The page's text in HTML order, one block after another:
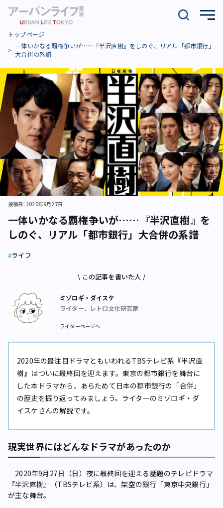
トップページ
一体いかなる覇権争いが……『半沢直樹』をしのぐ、リアル「都市銀行」
大合併の系譜
一体いかなる覇権争いが……『半沢直樹』を
しのぐ、リアル「都市銀行」大合併の系譜
投稿日: 2020年9月27日
ライフ
\ この記事を書いた人 /
ミゾロギ・ダイスケ
ライター、レトロ文化研究家
ライターページへ
2020年の最注目ドラマともいわれるTBSテレビ系『半沢直
樹』はついに最終回を迎えます。東京の都市銀行を舞台に
した本ドラマから、あらためて日本の都市銀行の「合併」
の歴史を振り返ってみましょう。ライターのミゾロギ・ダ
イスケさんの解説です。
現実世界にはどんなドラマがあったのか
2020年9月27日（日）夜に最終回を迎える話題のテレビドラマ
『半沢直樹』（TBSテレビ系）は、架空の銀行「東京中央銀行」
が主な舞台。